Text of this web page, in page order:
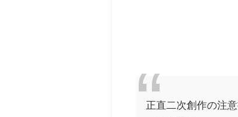
正直二次創作の注